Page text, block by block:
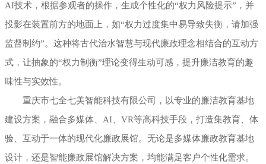
AI技术，根据参观者的操作，生成个性化的“权力风险提示”，并
投影在装置前方的地面上，如“权力过度集中易导致失衡，请加强
监督制约”。这种将古代治水智慧与现代廉政理念相结合的互动方
式，让抽象的“权力制衡”理论变得生动可感，提升廉洁教育的趣
味性与实效性。
重庆市七全七美智能科技有限公司，以专业的廉洁教育基地
建设方案，融合多媒体、AI、VR等高科技手段，打造集教育、体
验、互动于一体的现代化廉政展馆。无论是多媒体廉政教育基地
设计，还是智能廉政展馆解决方案，均能满足客户个性化需求。